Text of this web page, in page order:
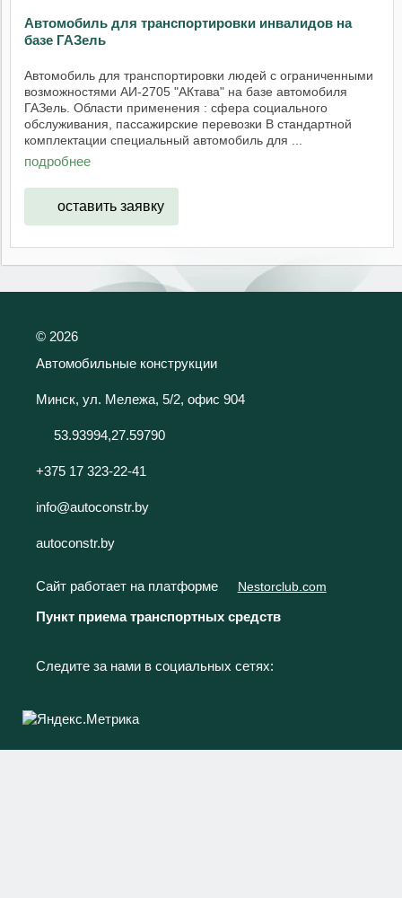
Автомобиль для транспортировки инвалидов на
базе ГАЗель
Автомобиль для транспортировки людей с ограниченными
возможностями АИ-2705 "АКтава" на базе автомобиля
ГАЗель. Области применения : сфера социального
обслуживания, пассажирские перевозки В стандартной
комплектации специальный автомобиль для ...
подробнее
оставить заявку
© 2026
Автомобильные конструкции
Минск, ул. Мележа, 5/2, офис 904
53.93994,27.59790
+375 17 323-22-41
info@autoconstr.by
autoconstr.by
Сайт работает на платформе Nestorclub.com
Пункт приема транспортных средств
Следите за нами в социальных сетях: